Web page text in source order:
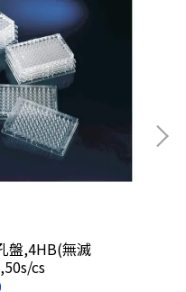
盤,4HB(無滅
cs